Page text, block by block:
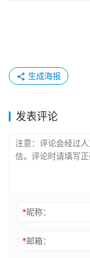
生成海报
发表评论
*昵称：
*邮箱：